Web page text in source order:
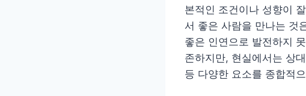
본적인 조건이나 성향이
서 좋은 사람을 만나는 것
좋은 인연으로 발전하지
존하지만, 현실에서는 상
등 다양한 요소를 종합적